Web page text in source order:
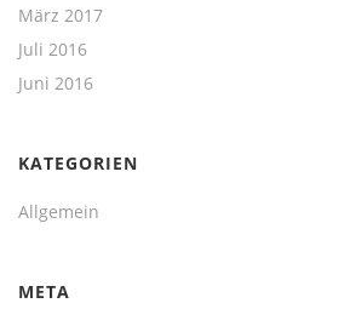
März 2017
Juli 2016
Juni 2016
KATEGORIEN
Allgemein
META